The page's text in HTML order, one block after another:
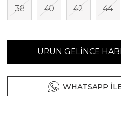
38 40 42 44
ÜRÜN GELİNCE
WHATSAPP